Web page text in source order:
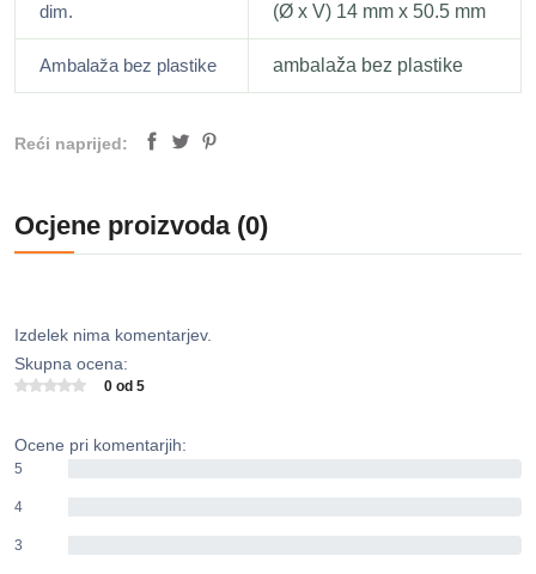
dim. (Ø x V) 14 mm x 50.5 mm
Ambalaža bez plastike ambalaža bez plastike
Reći naprijed:
Ocjene proizvoda (0)
Izdelek nima komentarjev.
Skupna ocena:
0 od 5
Ocene pri komentarjih:
5
4
3